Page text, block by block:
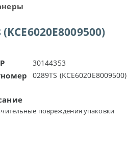
30144353
0289TS (KCE6020E8009500)
повреждения упаковки